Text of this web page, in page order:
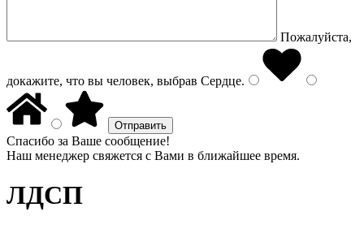
Пожалуйста,
докажите, что вы человек, выбрав Сердце.
Спасибо за Ваше сообщение!
Наш менеджер свяжется с Вами в ближайшее время.
ЛДСП